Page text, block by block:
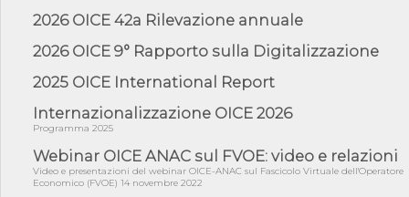
07/08/26 - Tunnel Brennero, dal Cipess via libera al quinto lotto
costr...
06/08/26 - Istat, produzione industriale in calo dell'1% a giugno,
con ...
06/08/26 - DL PA approvato in Cdm: contributi per
riqualificazione sism...
06/08/26 - CdM: approvato il d.lgs. di adeguamento all’AI Act in
mate...
2026 OICE 42a Rilevazione annuale
2026 OICE 9° Rapporto sulla Digitalizzazione
2025 OICE International Report
Internazionalizzazione OICE 2026
Programma 2025
Webinar OICE ANAC sul FVOE: video e relazioni
Video e presentazioni del webinar OICE-ANAC sul Fascicolo Virtuale dell'Operatore
Economico (FVOE) 14 novembre 2022